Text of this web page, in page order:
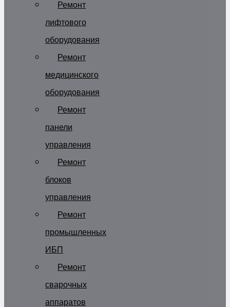
Ремонт
лифтового
оборудования
Ремонт
медицинского
оборудования
Ремонт
панели
управления
Ремонт
блоков
управления
Ремонт
промышленных
ИБП
Ремонт
сварочных
аппаратов